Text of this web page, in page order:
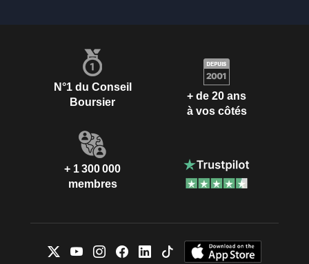
N°1 du Conseil
Boursier
+ de 20 ans
à vos côtés
+ 1 300 000
membres